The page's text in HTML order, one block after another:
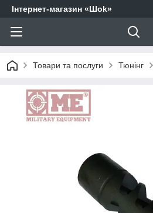
Інтернет-магазин «Шоk»
Товари та послуги Тюнінг